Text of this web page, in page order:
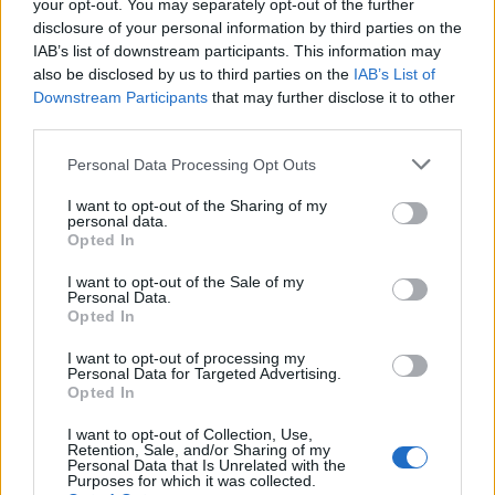
your opt-out. You may separately opt-out of the further
disclosure of your personal information by third parties on the
IAB’s list of downstream participants. This information may
also be disclosed by us to third parties on the IAB’s List of
Downstream Participants that may further disclose it to other
Personal Data Processing Opt Outs
I want to opt-out of the Sharing of my
personal data.
Opted In
I want to opt-out of the Sale of my
Personal Data.
Opted In
I want to opt-out of processing my
Personal Data for Targeted Advertising.
Opted In
I want to opt-out of Collection, Use,
Retention, Sale, and/or Sharing of my
Personal Data that Is Unrelated with the
Purposes for which it was collected.
ιστορία, την οικονομία και τις
γεύσεις του χωριού
ΤΑΞΙΔΙΑ
Βόλτα στην Κουρνέλα!
Ένας από τους αγαπημένους
φύσης και για όσους θέλουν να
περιπατητικές διαδρομές
Έσβησε ένα ξεχωριστό κομμάτι
της ιστορίας του Πολιχνίτου
Θλίψη για την απώλεια του
Ελευθέριου Συκά, του ανθρώπου
που συνέδεσε το όνομά του με τα
αναψυκτικά ΚΡΥΣΤΑΛ, την